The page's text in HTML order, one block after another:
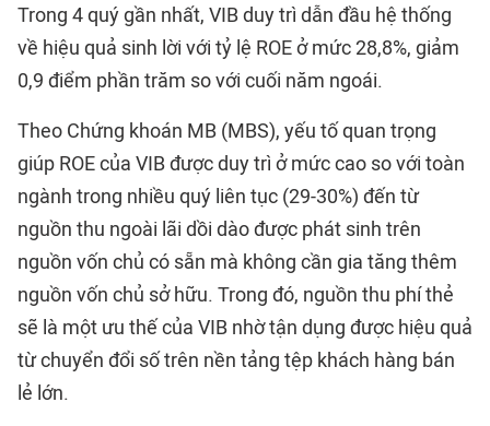
Trong 4 quý gần nhất, VIB duy trì dẫn đầu hệ thống
về hiệu quả sinh lời với tỷ lệ ROE ở mức 28,8%, giảm
0,9 điểm phần trăm so với cuối năm ngoái.
Theo Chứng khoán MB (MBS), yếu tố quan trọng
giúp ROE của VIB được duy trì ở mức cao so với toàn
ngành trong nhiều quý liên tục (29-30%) đến từ
nguồn thu ngoài lãi dồi dào được phát sinh trên
nguồn vốn chủ có sẵn mà không cần gia tăng thêm
nguồn vốn chủ sở hữu. Trong đó, nguồn thu phí thẻ
sẽ là một ưu thế của VIB nhờ tận dụng được hiệu quả
từ chuyển đổi số trên nền tảng tệp khách hàng bán
lẻ lớn.